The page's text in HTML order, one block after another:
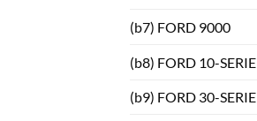
(b7) FORD 9000
(b8) FORD 10-SERIE
(b9) FORD 30-SERIE